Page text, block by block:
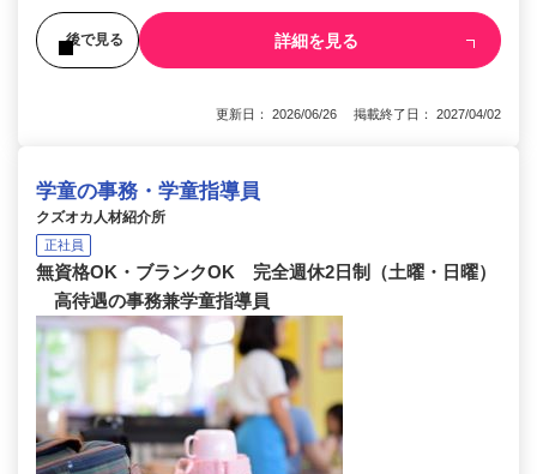
後で見る 詳細を見る
更新日： 2026/06/26 掲載終了日： 2027/04/02
学童の事務・学童指導員
クズオカ人材紹介所
正社員
無資格OK・ブランクOK 完全週休2日制（土曜・日曜）
高待遇の事務兼学童指導員